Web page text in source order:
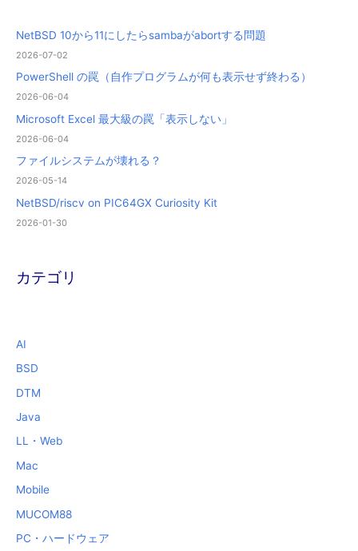
NetBSD 10から11にしたらsambaがabortする問題
2026-07-02
PowerShell の罠（自作プログラムが何も表示せず終わる）
2026-06-04
Microsoft Excel 最大級の罠「表示しない」
2026-06-04
ファイルシステムが壊れる？
2026-05-14
NetBSD/riscv on PIC64GX Curiosity Kit
2026-01-30
カテゴリ
AI
BSD
DTM
Java
LL・Web
Mac
Mobile
MUCOM88
PC・ハードウェア